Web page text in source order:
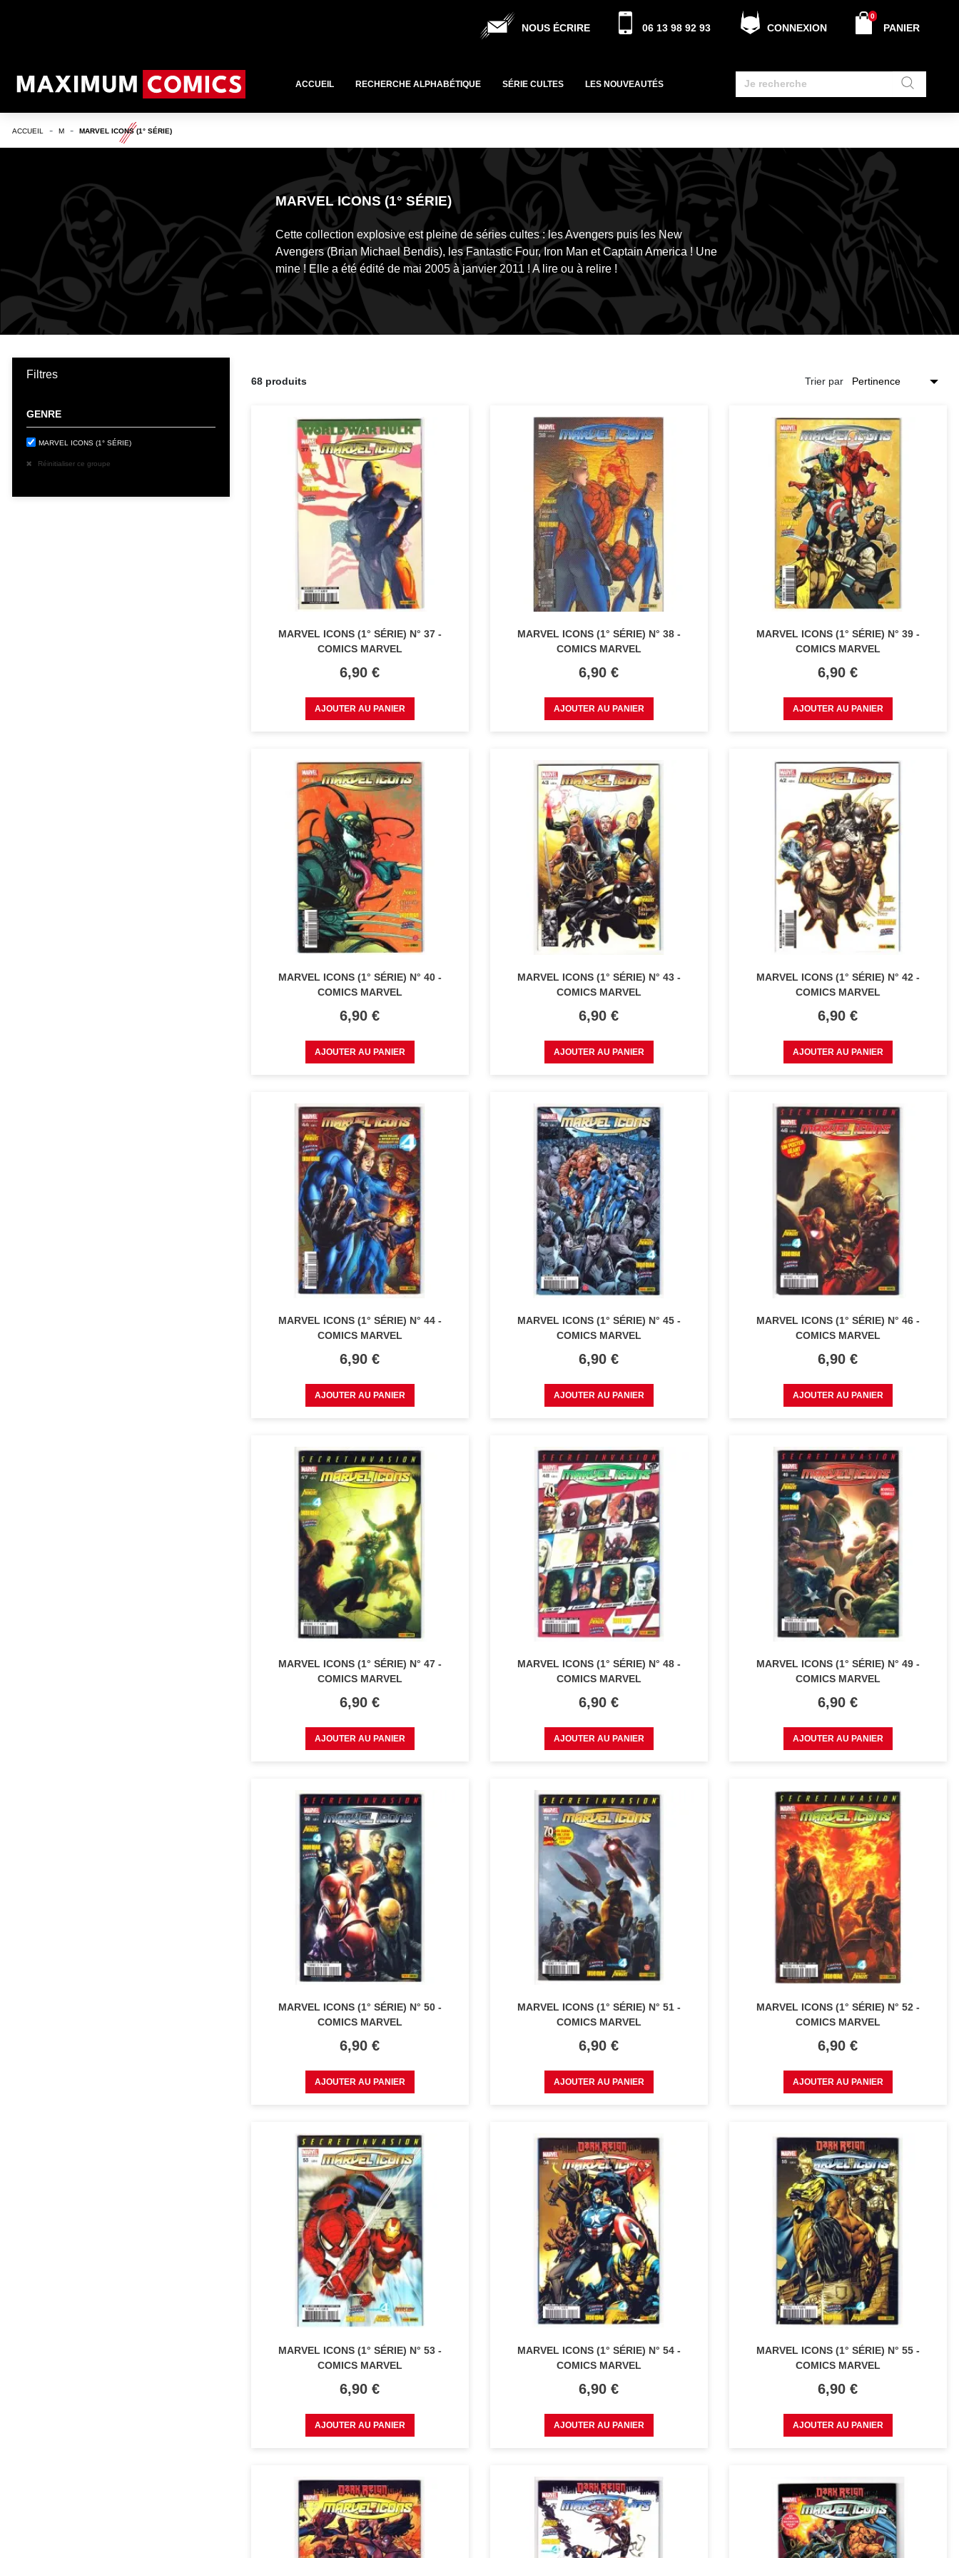
NOUS ÉCRIRE 06 13 98 92 93 CONNEXION PANIER
0
ACCUEIL RECHERCHE ALPHABÉTIQUE SÉRIE CULTES LES NOUVEAUTÉS
ACCUEIL M MARVEL ICONS (1° SÉRIE)
MARVEL ICONS (1° SÉRIE)
Cette collection explosive est pleine de séries cultes : les Avengers puis les New
Avengers (Brian Michael Bendis), les Fantastic Four, Iron Man et Captain America ! Une
mine ! Elle a été édité de mai 2005 à janvier 2011 ! A lire ou à relire !
Filtres
GENRE
MARVEL ICONS (1° SÉRIE)
Réinitialiser ce groupe
68 produits Trier par
MARVEL ICONS (1° SÉRIE) N° 37 -
COMICS MARVEL
Prix
6,90 €
AJOUTER AU PANIER
MARVEL ICONS (1° SÉRIE) N° 38 -
COMICS MARVEL
Prix
6,90 €
AJOUTER AU PANIER
MARVEL ICONS (1° SÉRIE) N° 39 -
COMICS MARVEL
Prix
6,90 €
AJOUTER AU PANIER
MARVEL ICONS (1° SÉRIE) N° 40 -
COMICS MARVEL
Prix
6,90 €
AJOUTER AU PANIER
MARVEL ICONS (1° SÉRIE) N° 43 -
COMICS MARVEL
Prix
6,90 €
AJOUTER AU PANIER
MARVEL ICONS (1° SÉRIE) N° 42 -
COMICS MARVEL
Prix
6,90 €
AJOUTER AU PANIER
MARVEL ICONS (1° SÉRIE) N° 44 -
COMICS MARVEL
Prix
6,90 €
AJOUTER AU PANIER
MARVEL ICONS (1° SÉRIE) N° 45 -
COMICS MARVEL
Prix
6,90 €
AJOUTER AU PANIER
MARVEL ICONS (1° SÉRIE) N° 46 -
COMICS MARVEL
Prix
6,90 €
AJOUTER AU PANIER
MARVEL ICONS (1° SÉRIE) N° 47 -
COMICS MARVEL
Prix
6,90 €
AJOUTER AU PANIER
MARVEL ICONS (1° SÉRIE) N° 48 -
COMICS MARVEL
Prix
6,90 €
AJOUTER AU PANIER
MARVEL ICONS (1° SÉRIE) N° 49 -
COMICS MARVEL
Prix
6,90 €
AJOUTER AU PANIER
MARVEL ICONS (1° SÉRIE) N° 50 -
COMICS MARVEL
Prix
6,90 €
AJOUTER AU PANIER
MARVEL ICONS (1° SÉRIE) N° 51 -
COMICS MARVEL
Prix
6,90 €
AJOUTER AU PANIER
MARVEL ICONS (1° SÉRIE) N° 52 -
COMICS MARVEL
Prix
6,90 €
AJOUTER AU PANIER
MARVEL ICONS (1° SÉRIE) N° 53 -
COMICS MARVEL
Prix
6,90 €
AJOUTER AU PANIER
MARVEL ICONS (1° SÉRIE) N° 54 -
COMICS MARVEL
Prix
6,90 €
AJOUTER AU PANIER
MARVEL ICONS (1° SÉRIE) N° 55 -
COMICS MARVEL
Prix
6,90 €
AJOUTER AU PANIER